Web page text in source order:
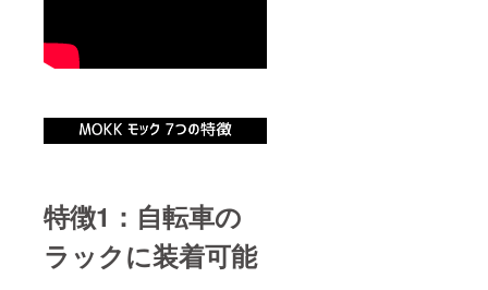
特徴1：自転車の
ラックに装着可能